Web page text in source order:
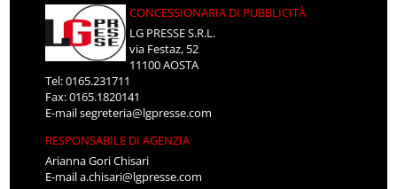
CONCESSIONARIA DI PUBBLICITÀ
LG PRESSE S.R.L.
via Festaz, 52
11100 AOSTA
Tel: 0165.231711
Fax: 0165.1820141
E-mailsegreteria@lgpresse.com
RESPONSABILE DI AGENZIA
Arianna Gori Chisari
E-maila.chisari@lgpresse.com